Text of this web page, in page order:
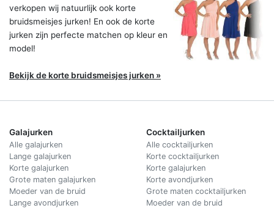
verkopen wij natuurlijk ook korte
bruidsmeisjes jurken! En ook de korte
jurken zijn perfecte matchen op kleur en
model!
Bekijk de korte bruidsmeisjes jurken »
Galajurken
Alle galajurken
Lange galajurken
Korte galajurken
Grote maten galajurken
Moeder van de bruid
Lange avondjurken
Cocktailjurken
Alle cocktailjurken
Korte cocktailjurken
Korte galajurken
Korte avondjurken
Grote maten cocktailjurken
Moeder van de bruid